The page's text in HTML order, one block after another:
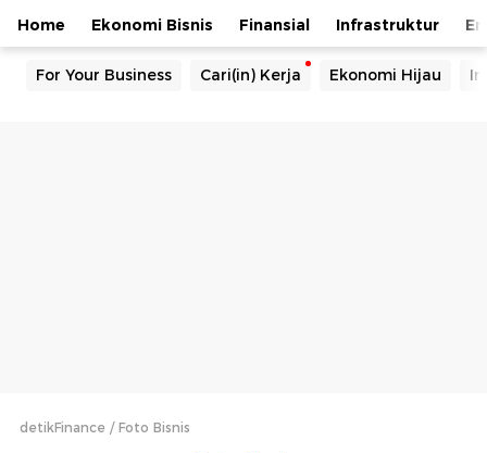
Home Ekonomi Bisnis Finansial Infrastruktur
For Your Business Cari(in) Kerja Ekonomi Hijau
detikFinance Foto Bisnis